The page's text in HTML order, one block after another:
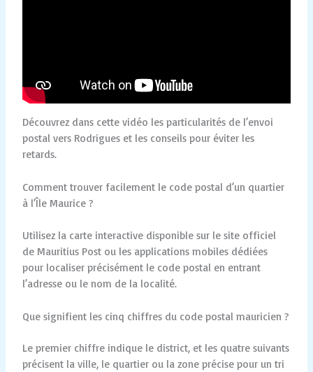
Découvrez dans cette vidéo les particularités de l’envoi
postal vers Rodrigues et les conseils pour éviter les
retards.
Comment trouver facilement le code postal d’un quartier
à l’Île Maurice ?
Utilisez la carte interactive disponible sur le site officiel
de Mauritius Post ou les applications mobiles dédiées
pour localiser précisément le code postal en entrant
l’adresse ou le nom de la localité.
Que signifient les cinq chiffres du code postal mauricien ?
Le premier chiffre indique le district, et les quatre suivants
précisent la ville, le quartier ou la zone précise pour un tri